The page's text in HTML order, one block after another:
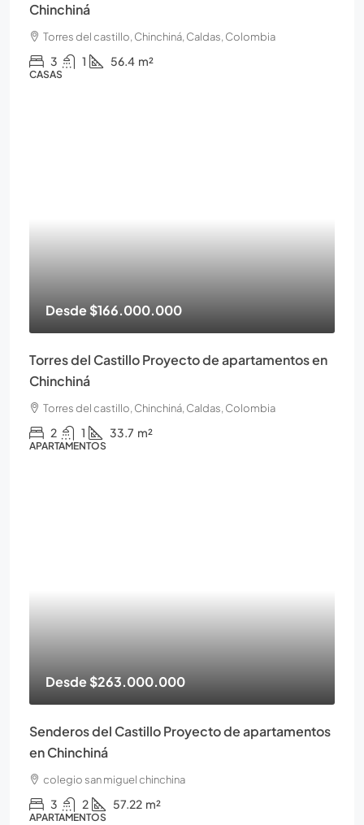
Chinchiná
Torres del castillo, Chinchiná, Caldas, Colombia
3 1 56.4 m²
CASAS
Desde$166.000.000
Torres del Castillo Proyecto de apartamentos en
Chinchiná
Torres del castillo, Chinchiná, Caldas, Colombia
2 1 33.7 m²
APARTAMENTOS
Desde$263.000.000
Senderos del Castillo Proyecto de apartamentos
en Chinchiná
colegio san miguel chinchina
3 2 57.22 m²
APARTAMENTOS